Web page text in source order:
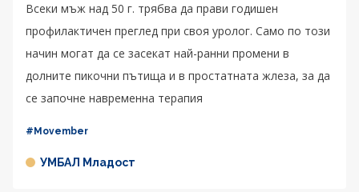
Всеки мъж над 50 г. трябва да прави годишен
профилактичен преглед при своя уролог. Само по този
начин могат да се засекат най-ранни промени в
долните пикочни пътища и в простатната жлеза, за да
се започне навременна терапия
#Movember
УМБАЛ Младост